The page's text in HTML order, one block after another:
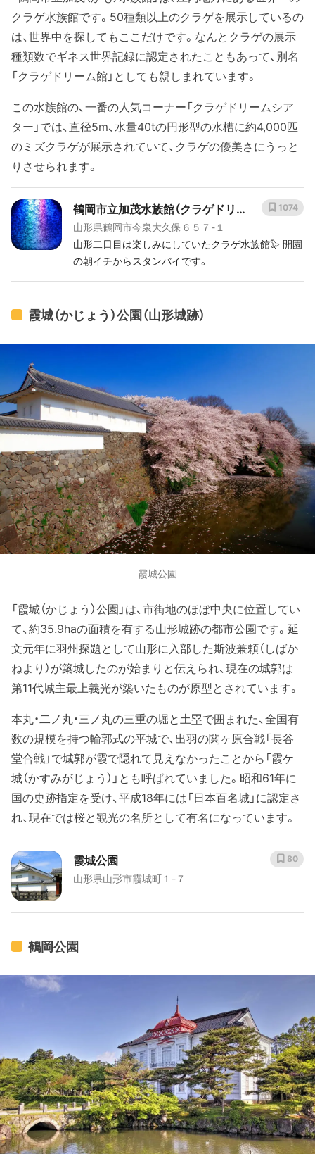
クラゲ水族館です。50種類以上のクラゲを展示しているの
は、世界中を探してもここだけです。なんとクラゲの展示
種類数でギネス世界記録に認定されたこともあって、別名
「クラゲドリーム館」としても親しまれています。
この水族館の、一番の人気コーナー「クラゲドリームシア
ター」では、直径5m、水量40tの円形型の水槽に約4,000匹
のミズクラゲが展示されていて、クラゲの優美さにうっと
りさせられます。
鶴岡市立加茂水族館（クラゲドリー
ム館）
山形県鶴岡市今泉大久保６５７-１
山形二日目は楽しみにしていたクラゲ水族館🦭 開園
の朝イチからスタンバイです。
1074
霞城（かじょう）公園（山形城跡）
霞城公園
「霞城（かじょう）公園」は、市街地のほぼ中央に位置してい
て、約35.9haの面積を有する山形城跡の都市公園です。延
文元年に羽州探題として山形に入部した斯波兼頼（しばか
ねより）が築城したのが始まりと伝えられ、現在の城郭は
第11代城主最上義光が築いたものが原型とされています。
本丸・二ノ丸・三ノ丸の三重の堀と土塁で囲まれた、全国有
数の規模を持つ輪郭式の平城で、出羽の関ヶ原合戦「長谷
堂合戦」で城郭が霞で隠れて見えなかったことから「霞ケ
城（かすみがじょう）」とも呼ばれていました。昭和61年に
国の史跡指定を受け、平成18年には「日本百名城」に認定さ
れ、現在では桜と観光の名所として有名になっています。
霞城公園
山形県山形市霞城町１-７
80
鶴岡公園